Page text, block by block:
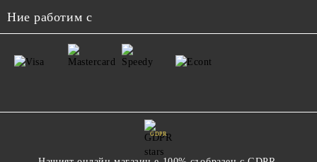
Ние работим с
GDPR